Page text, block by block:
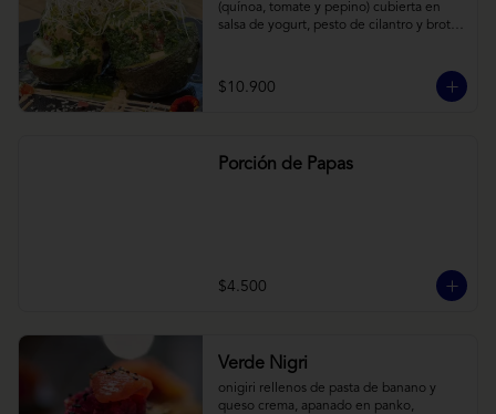
(quínoa, tomate y pepino) cubierta en
salsa de yogurt, pesto de cilantro y brotes
$10.900
Porción de Papas
$4.500
Verde Nigri
onigiri rellenos de pasta de banano y
queso crema, apanado en panko,